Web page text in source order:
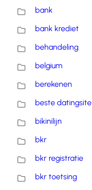
bank
bank krediet
behandeling
belgium
berekenen
beste datingsite
bikinilijn
bkr
bkr registratie
bkr toetsing